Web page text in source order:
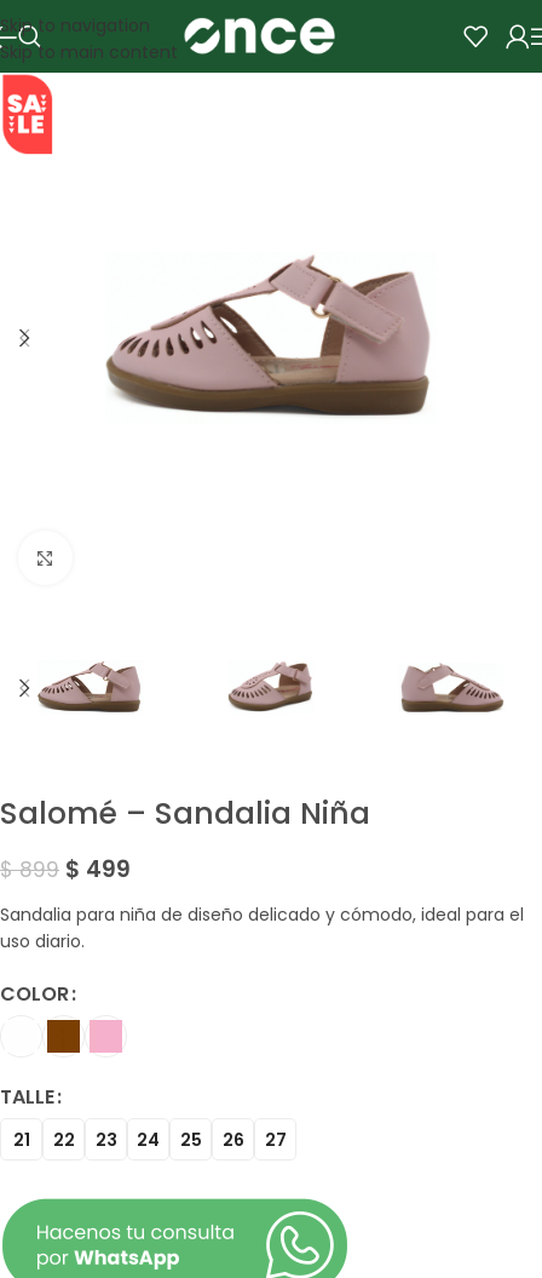
Skip to navigation
Skip to main content
SALE
Salomé – Sandalia Niña
$899 $ 499
Sandalia para niña de diseño delicado y cómodo, ideal para el
uso diario.
COLOR
TALLE
21 22 23 24 25 26 27